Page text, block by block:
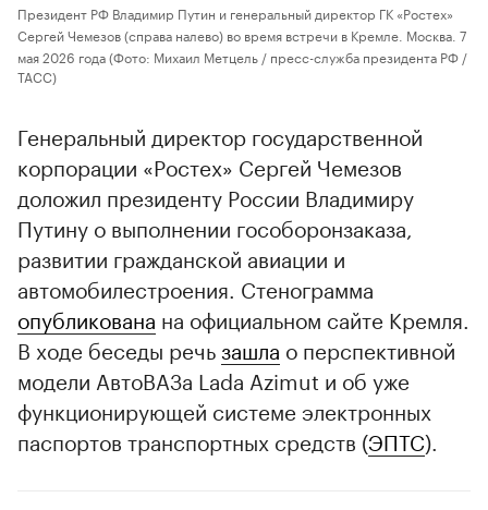
Президент РФ Владимир Путин и генеральный директор ГК «Ростех»
Сергей Чемезов (справа налево) во время встречи в Кремле. Москва. 7
мая 2026 года(Фото: Михаил Метцель / пресс-служба президента РФ /
ТАСС)
Генеральный директор государственной
корпорации «Ростех» Сергей Чемезов
доложил президенту России Владимиру
Путину о выполнении гособоронзаказа,
развитии гражданской авиации и
автомобилестроения. Стенограмма
опубликована на официальном сайте Кремля.
В ходе беседы речьзашла о перспективной
модели АвтоВАЗа Lada Azimut и об уже
функционирующей системе электронных
паспортов транспортных средств (ЭПТС).